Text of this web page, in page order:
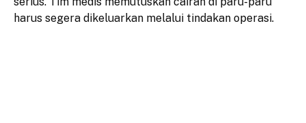
harus segera dikeluarkan melalui tindakan operasi.